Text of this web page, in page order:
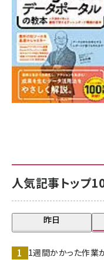
人気記事トップ
昨日
1週間かかった作
7月31日 10:00